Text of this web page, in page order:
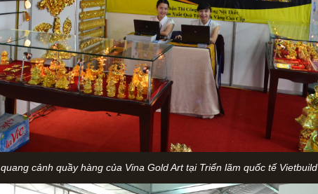
quang cảnh quầy hàng của Vina Gold Art tại Triển lãm quốc tế Vietbuild